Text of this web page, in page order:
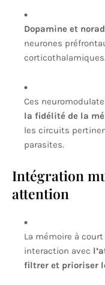
Dopamine et
neurones
corticothalamiques.
Ces
la fidélité de la
les circuits
parasites.
Intégration
attention
La mémoire à
interaction avec
filtrer et prioriser